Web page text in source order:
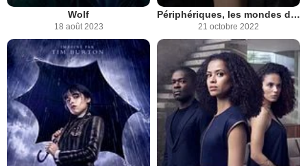
Wolf
18 août 2023
Périphériques, les mondes de Flynne
21 octobre 2022